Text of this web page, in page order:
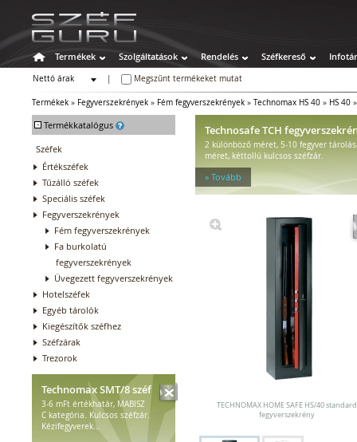
Termékek Szolgáltatások Rendelés Széfkereső Infotár
Nettó árak
Megszűnt termékeket mutat
Termékek » Fegyverszekrények » Fém fegyverszekrények » Technomax HS 40 » HS 40
- Termékkatalógus
Széfek
Értékszéfek
Tűzálló széfek
Speciális széfek
Fegyverszekrények
Fém fegyverszekrények
Fa burkolatú
fegyverszekrények
Üvegezett fegyverszekrények
Hotelszéfek
Egyéb tárolók
Kiegészítők széfhez
Széfzárak
Trezorok
Technomax SMT/8 széf
3-6 mFt értékhatár, MABISZ
C kategória. Kulcsos széfzár.
Kézifegyverek...
Technosafe TCH
2 különböző méret, 5-10 fegyver
méret, kéttollú kulcsos széfzár.
» Tovább
TECHNOMAX HOME SAFE HS/40 standard
fegyverszekrény